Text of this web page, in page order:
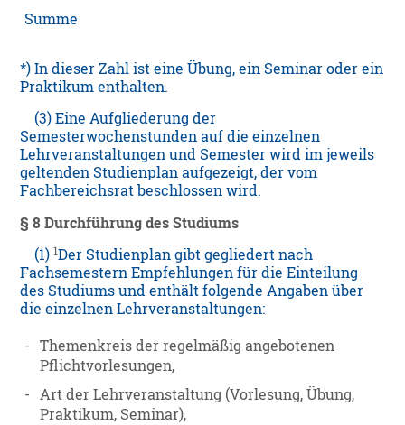
Summe
*) In dieser Zahl ist eine Übung, ein Seminar oder ein
Praktikum enthalten.
(3) Eine Aufgliederung der
Semesterwochenstunden auf die einzelnen
Lehrveranstaltungen und Semester wird im jeweils
geltenden Studienplan aufgezeigt, der vom
Fachbereichsrat beschlossen wird.
§ 8 Durchführung des Studiums
(1)1Der Studienplan gibt gegliedert nach
Fachsemestern Empfehlungen für die Einteilung
des Studiums und enthält folgende Angaben über
die einzelnen Lehrveranstaltungen:
-
Themenkreis der regelmäßig angebotenen
Pflichtvorlesungen,
-
Art der Lehrveranstaltung (Vorlesung, Übung,
Praktikum, Seminar),